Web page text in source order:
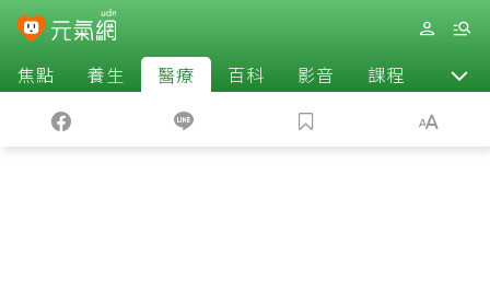
焦點 養生 醫療 百科 影音 課程 退休